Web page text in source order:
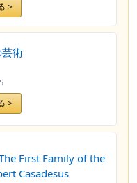
>
術
>
First Family of the
Casadesus